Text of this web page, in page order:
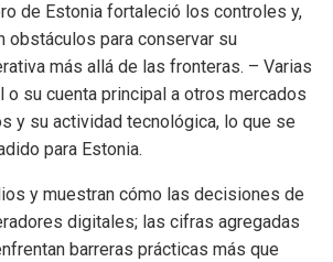
de Estonia fortaleció los controles y,
obstáculos para conservar su
más allá de las fronteras. – Varias
su cuenta principal a otros mercados
y su actividad tecnológica, lo que se
para Estonia.
y muestran cómo las decisiones de
digitales; las cifras agregadas
barreras prácticas más que